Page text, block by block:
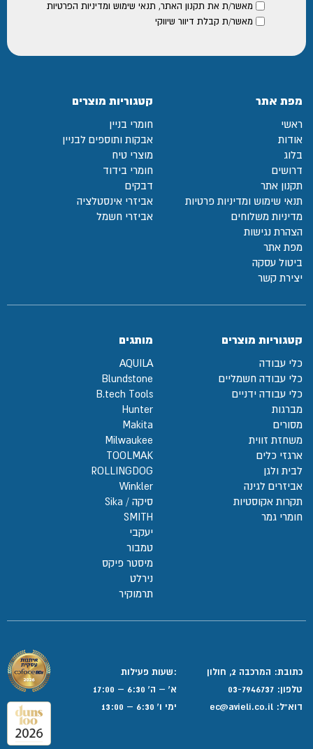
מאשר/ת את תקנון האתר, תנאי שימוש ומדיניות הפרטיות
מאשר/ת קבלת דיוור שיווקי
מפת אתר
ראשי
אודות
בלוג
דרושים
תקנון אתר
תנאי שימוש ומדיניות פרטיות
מדיניות משלוחים
הצהרת נגישות
מפת אתר
ביטול עסקה
יצירת קשר
קטגוריות מוצרים
חומרי בניין
אבקות ותוספים לבניין
מוצרי טיח
חומרי בידוד
דבקים
אביזרי אינסטלציה
אביזרי חשמל
קטגוריות מוצרים
כלי עבודה
כלי עבודה חשמליים
כלי עבודה ידניים
מברגות
מסורים
משחזת זווית
ארגזי כלים
לבית ולגן
אביזרים לגינה
תקרות אקוסטיות
חומרי גמר
מותגים
AQUILA
Blundstone
B.tech Tools
Hunter
Makita
Milwaukee
TOOLMAK
ROLLINGDOG
Winkler
סיקה / Sika
SMITH
יעקבי
טמבור
מיסטר פיקס
נירלט
תרמוקיר
כתובת: המרכבה 2, חולון
טלפון: 03-7946737
דוא”ל:
:שעות פעילות
א' – ה' 6:30 – 17:00
ימי ו' 6:30 – 13:00